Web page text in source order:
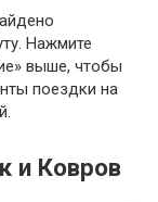
Нажмите
выше, чтобы
поездки на
и Ковров